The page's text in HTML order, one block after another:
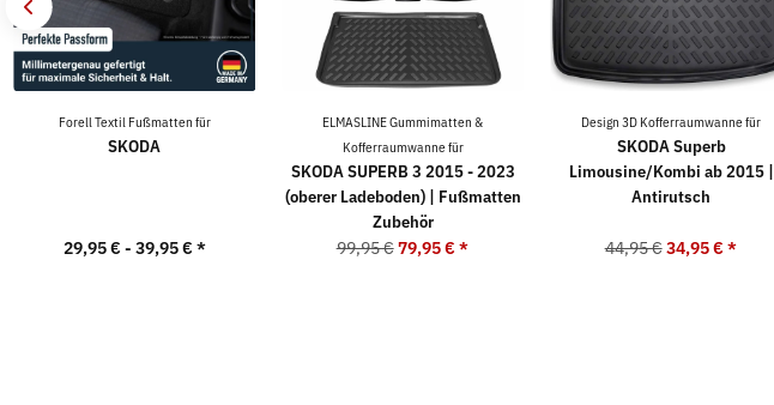
Forell Textil Fußmatten für
SKODA
29,95 € - 39,95 € *
ELMASLINE Gummimatten &
Kofferraumwanne für
SKODA SUPERB 3 2015 - 2023
(oberer Ladeboden) | Fußmatten
Zubehör
99,95 € 79,95 €*
Design 3D Kofferraumwanne für
SKODA Superb
Limousine/Kombi ab 2015 |
Antirutsch
44,95 € 34,95 €*